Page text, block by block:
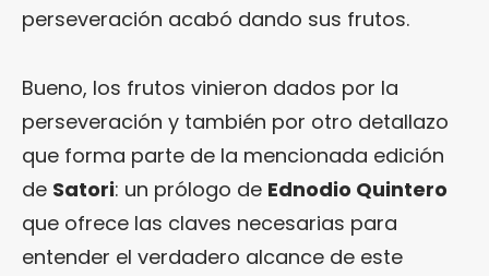
perseveración acabó dando sus frutos.
Bueno, los frutos vinieron dados por la
perseveración y también por otro detallazo
que forma parte de la mencionada edición
de Satori: un prólogo de Ednodio Quintero
que ofrece las claves necesarias para
entender el verdadero alcance de este